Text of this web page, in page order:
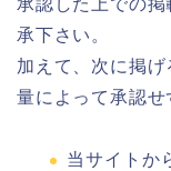
承認した上での
承下さい。
加えて、次に掲
量によって承認せ
当サイトか